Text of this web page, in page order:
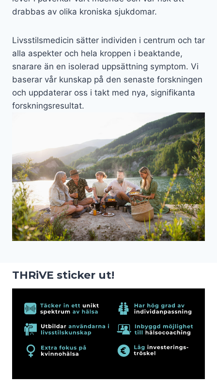
drabbas av olika kroniska sjukdomar.
Livsstilsmedicin sätter individen i centrum och tar
alla aspekter och hela kroppen i beaktande,
snarare än en isolerad uppsättning symptom. Vi
baserar vår kunskap på den senaste forskningen
och uppdaterar oss i takt med nya, signifikanta
forskningsresultat.
THRiVE sticker ut!